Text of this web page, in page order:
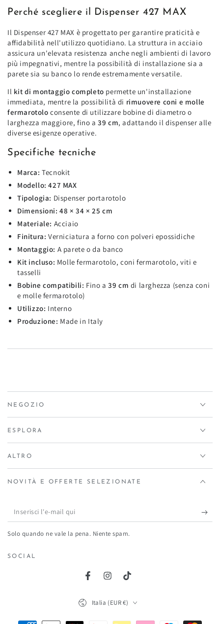
Perché scegliere il Dispenser 427 MAX
Il Dispenser 427 MAX è progettato per garantire praticità e
affidabilità nell'utilizzo quotidiano. La struttura in acciaio
assicura un'elevata resistenza anche negli ambienti di lavoro
più impegnativi, mentre la possibilità di installazione sia a
parete sia su banco lo rende estremamente versatile.
Il kit di montaggio completo permette un'installazione
immediata, mentre la possibilità di rimuovere coni e molle
fermarotolo consente di utilizzare bobine di diametro o
larghezza maggiore, fino a39 cm, adattando il dispenser alle
diverse esigenze operative.
Specifiche tecniche
Marca: Tecnokit
Modello: 427 MAX
Tipologia: Dispenser portarotolo
Dimensioni: 48 × 34 × 25 cm
Materiale: Acciaio
Finitura: Verniciatura a forno con polveri epossidiche
Montaggio: A parete o da banco
Kit incluso: Molle fermarotolo, coni fermarotolo, viti e
tasselli
Bobine compatibili: Fino a39 cm di larghezza (senza coni
e molle fermarotolo)
Utilizzo: Interno
Produzione: Made in Italy
NEGOZIO
ESPLORA
ALTRO
NOVITÀ E OFFERTE SELEZIONATE
Inserisci
l'e-
mail
qui
Solo quando ne vale la pena. Niente spam.
SOCIAL
FacebookInstagramTikTok
geografica
Italia (EUR €)